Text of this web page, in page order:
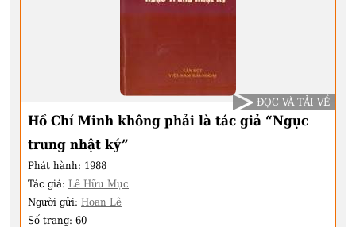
Hồ Chí Minh không phải là tác giả “Ngục
trung nhật ký”
Phát hành: 1988
Tác giả: Lê Hữu Mục
Người gửi: Hoan Lê
Số trang: 60
ĐỌC VÀ TẢI VỀ